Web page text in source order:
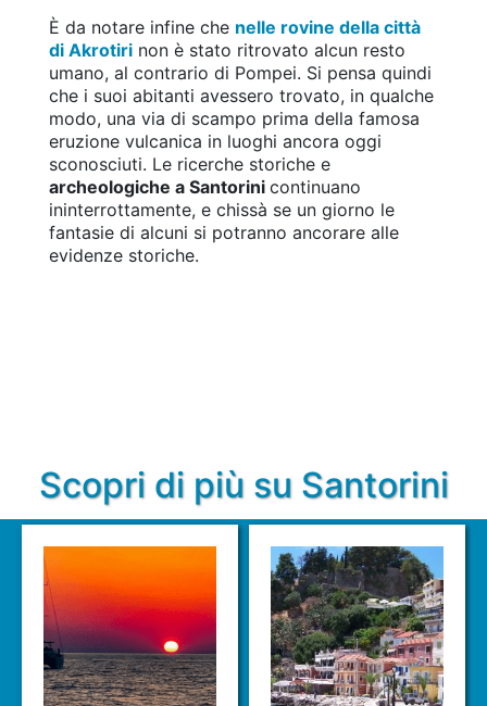
È da notare infine che nelle rovine della città
di Akrotiri non è stato ritrovato alcun resto
umano, al contrario di Pompei. Si pensa quindi
che i suoi abitanti avessero trovato, in qualche
modo, una via di scampo prima della famosa
eruzione vulcanica in luoghi ancora oggi
sconosciuti. Le ricerche storiche e
archeologiche a Santorini continuano
ininterrottamente, e chissà se un giorno le
fantasie di alcuni si potranno ancorare alle
evidenze storiche.
Scopri di più su Santorini